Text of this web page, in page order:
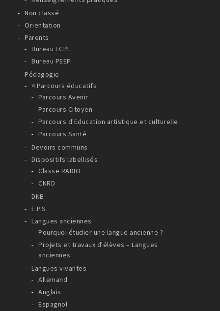
Non classé
Orientation
Parents
Bureau FCPE
Bureau PEEP
Pédagogie
4 Parcours éducatifs
Parcours Avenir
Parcours Citoyen
Parcours d'Education artistique et culturelle
Parcours Santé
Devoirs communs
Dispositifs labellisés
Classe RADIO
CNRD
DNB
E.P.S.
Langues anciennes
Pourquoi étudier une langue ancienne ?
Projets et travaux d'élèves – Langues
anciennes
Langues vivantes
Allemand
Anglais
Espagnol